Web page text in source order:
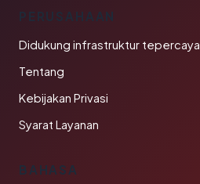
PERUSAHAAN
Didukung infrastruktur tepercaya
Tentang
Kebijakan Privasi
Syarat Layanan
BAHASA